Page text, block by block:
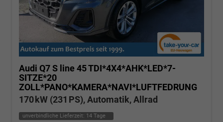
Audi Q7S line 45 TDI*4X4*AHK*LED*7-
SITZE*20
ZOLL*PANO*KAMERA*NAVI*LUFTFEDRUNG
170 kW (231 PS), Automatik, Allrad
unverbindliche Lieferzeit: 14 Tage